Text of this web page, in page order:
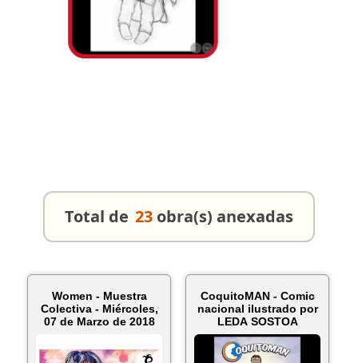
Total de 23 obra(s) anexadas
Women - Muestra
Colectiva - Miércoles,
07 de Marzo de 2018
CoquitoMAN - Comic
nacional ilustrado por
LEDA SOSTOA